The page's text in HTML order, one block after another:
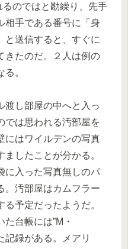
のではと勘繰り、先手
相手である番号に「身
と送信すると、すぐに
きたのだ。２人は例の
。
渡し部屋の中へと入っ
では思われる汚部屋を
にはワイルデンの写真
したことが分かる。
に入った写真無しのパ
。汚部屋はカムフラー
予定だったようだ。
台帳には”M・
記録がある。メアリ